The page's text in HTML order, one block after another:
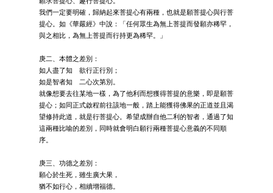
我們一定要明確，歸納起來菩提心有兩種，也就是願菩提心與行菩
提心。如《華嚴經》中說：「任何眾生為無上菩提而發願亦稀罕，
與之相比，為無上菩提而行持更為稀罕。」
庚二、本體之差別：
如人盡了知 欲行正行別；
如是智者知 二心次第別。
就像想要去往某地一樣，為了他利而想獲得菩提的意樂，即是願菩
提心；如同正式啟程前往該地一般，踏上能獲得佛果的正道並且渴
望修持此道，就是行菩提心。希望成辦自他二利的智者，通過了知
這兩種比喻的差別，同時就會明白願行兩種菩提心意義的不同順
序。
庚三、功德之差別：
願心於生死，雖生廣大果，
猶不如行心，相續增福德。